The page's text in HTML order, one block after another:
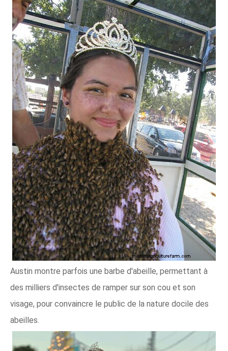
Austin montre parfois une barbe d'abeille, permettant à
des milliers d'insectes de ramper sur son cou et son
visage, pour convaincre le public de la nature docile des
abeilles.